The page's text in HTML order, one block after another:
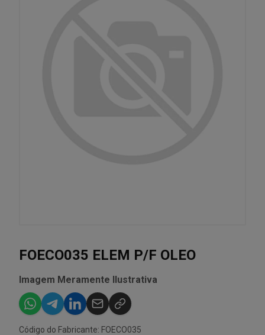
FOECO035 ELEM P/F OLEO
Imagem Meramente Ilustrativa
Código do Fabricante: FOECO035